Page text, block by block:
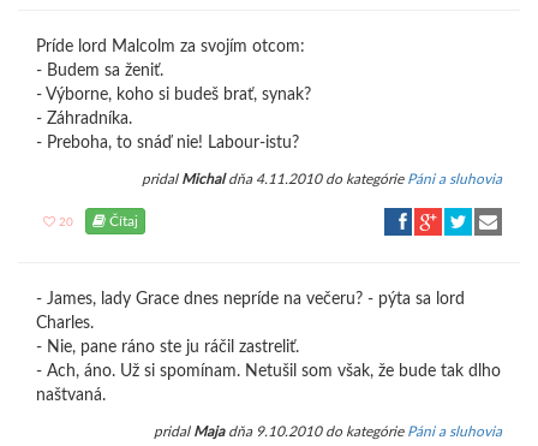
Príde lord Malcolm za svojím otcom:
- Budem sa ženiť.
- Výborne, koho si budeš brať, synak?
- Záhradníka.
- Preboha, to snáď nie! Labour-istu?
pridal Michaldňa 4.11.2010 do kategórie Páni a sluhovia
20 Čítaj
- James, lady Grace dnes nepríde na večeru? - pýta sa lord
Charles.
- Nie, pane ráno ste ju ráčil zastreliť.
- Ach, áno. Už si spomínam. Netušil som však, že bude tak dlho
naštvaná.
pridal Majadňa 9.10.2010 do kategórie Páni a sluhovia